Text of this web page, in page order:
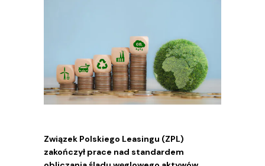
Związek Polskiego Leasingu (ZPL)
zakończył prace nad standardem